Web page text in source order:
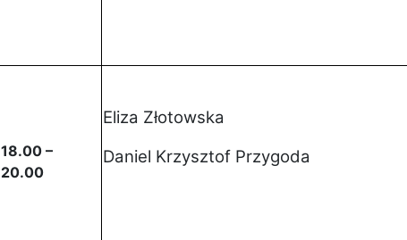
18.00 –
20.00
Eliza Złotowska
Daniel Krzysztof Przygoda